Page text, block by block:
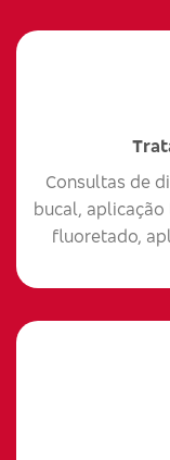
Consultas de
bucal,
fluoretado,